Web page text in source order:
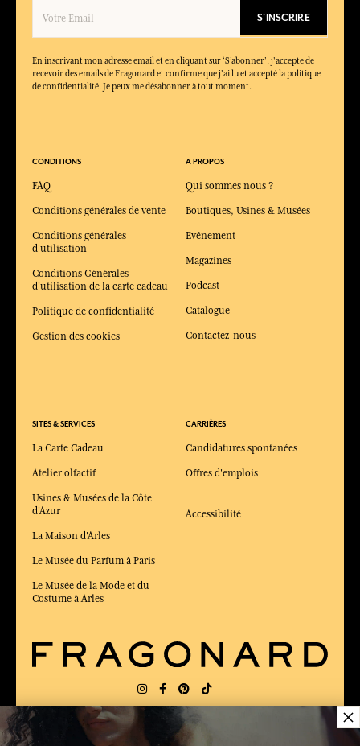
S'INSCRIRE
En inscrivant mon adresse email et en cliquant sur ‘S’abonner’, j'accepte de
recevoir des emails de Fragonard et confirme que j'ai lu et accepté la politique
de confidentialité. Je peux me désabonner à tout moment.
CONDITIONS
FAQ
Conditions générales de vente
Conditions générales
d'utilisation
Conditions Générales
d'utilisation de la carte cadeau
Politique de confidentialité
Gestion des cookies
SITES & SERVICES
La Carte Cadeau
Atelier olfactif
Usines & Musées de la Côte
d'Azur
La Maison d'Arles
Le Musée du Parfum à Paris
Le Musée de la Mode et du
Costume à Arles
A PROPOS
Qui sommes nous ?
Boutiques, Usines & Musées
Evénement
Magazines
Podcast
Catalogue
Contactez-nous
CARRIÈRES
Candidatures spontanées
Offres d'emplois
Accessibilité
FR
×